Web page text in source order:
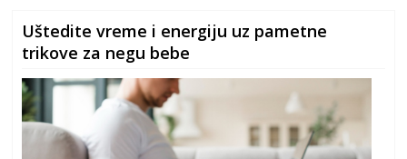
Uštedite vreme i energiju uz pametne
trikove za negu bebe